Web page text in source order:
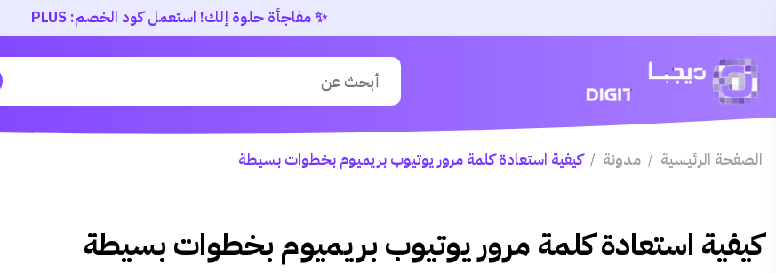
✨ مفاجأة حلوة إلك! استعمل كود الخصم: PLUS
الصفحة الرئيسية / مدونة / كيفية استعادة كلمة مرور يوتيوب بريميوم بخطوات بسيطة
كيفية استعادة كلمة مرور يوتيوب بريميوم بخطوات بسيطة